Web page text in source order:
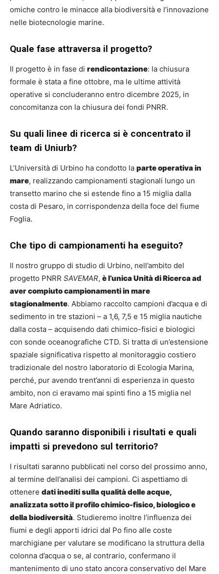
omiche contro le minacce alla biodiversità e l’innovazione
nelle biotecnologie marine.
Quale fase attraversa il progetto?
Il progetto è in fase di rendicontazione: la chiusura
formale è stata a fine ottobre, ma le ultime attività
operative si concluderanno entro dicembre 2025, in
concomitanza con la chiusura dei fondi PNRR.
Su quali linee di ricerca si è concentrato il
team di Uniurb?
L’Università di Urbino ha condotto la parte operativa in
mare, realizzando campionamenti stagionali lungo un
transetto marino che si estende fino a 15 miglia dalla
costa di Pesaro, in corrispondenza della foce del fiume
Foglia.
Che tipo di campionamenti ha eseguito?
Il nostro gruppo di studio di Urbino, nell’ambito del
progetto PNRR SAVEMAR, è l’unica Unità di Ricerca ad
aver compiuto campionamenti in mare
stagionalmente. Abbiamo raccolto campioni d’acqua e di
sedimento in tre stazioni – a 1,6, 7,5 e 15 miglia nautiche
dalla costa – acquisendo dati chimico-fisici e biologici
con sonde oceanografiche CTD. Si tratta di un’estensione
spaziale significativa rispetto al monitoraggio costiero
tradizionale del nostro laboratorio di Ecologia Marina,
perché, pur avendo trent’anni di esperienza in questo
ambito, non ci eravamo mai spinti fino a 15 miglia nel
Mare Adriatico.
Quando saranno disponibili i risultati e quali
impatti si prevedono sul territorio?
I risultati saranno pubblicati nel corso del prossimo anno,
al termine dell’analisi dei campioni. Ci aspettiamo di
ottenere dati inediti sulla qualità delle acque,
analizzata sotto il profilo chimico-fisico, biologico e
della biodiversità. Studieremo inoltre l’influenza dei
fiumi e degli apporti idrici dal Po fino alle coste
marchigiane per valutare se modificano la struttura della
colonna d’acqua o se, al contrario, confermano il
mantenimento di uno stato ancora conservativo del Mare